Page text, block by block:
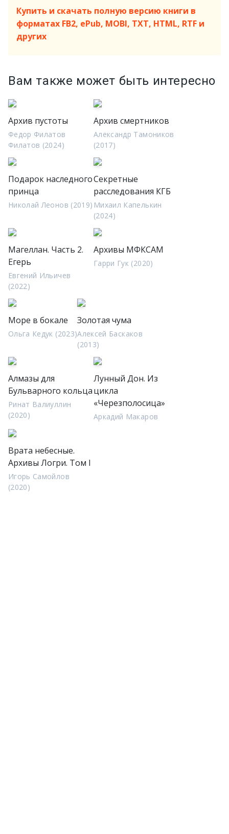
Купить и скачать полную версию книги в
форматах FB2, ePub, MOBI, TXT, HTML, RTF и
других
Вам также может быть интересно
Архив пустоты
Федор Филатов
Филатов (2024)
Архив смертников
Александр Тамоников
(2017)
Подарок наследного
принца
Николай Леонов (2019)
Секретные
расследования КГБ
Михаил Капелькин
(2024)
Магеллан. Часть 2.
Егерь
Евгений Ильичев
(2022)
Архивы МФКСАМ
Гарри Гук (2020)
Море в бокале
Ольга Кедук (2023)
Золотая чума
Алексей Баскаков
(2013)
Алмазы для
Бульварного кольца
Ринат Валиуллин
(2020)
Лунный Дон. Из
цикла
«Черезполосица»
Аркадий Макаров
Врата небесные.
Архивы Логри. Том I
Игорь Самойлов
(2020)